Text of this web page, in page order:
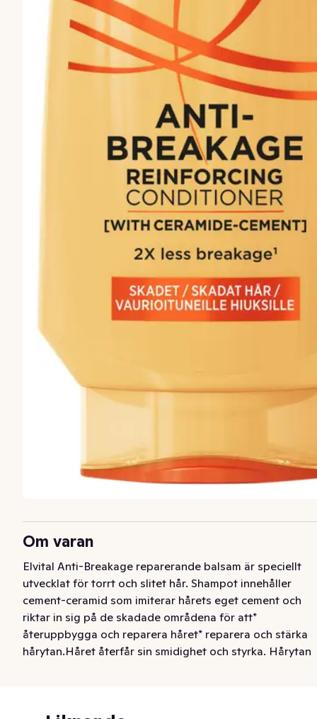
Om varan
Elvital Anti-Breakage reparerande balsam är speciellt
utvecklat för torrt och slitet hår. Shampot innehåller
cement-ceramid som imiterar hårets eget cement och
riktar in sig på de skadade områdena för att*
återuppbygga och reparera håret* reparera och stärka
hårytan.Håret återfår sin smidighet och styrka. Hårytan